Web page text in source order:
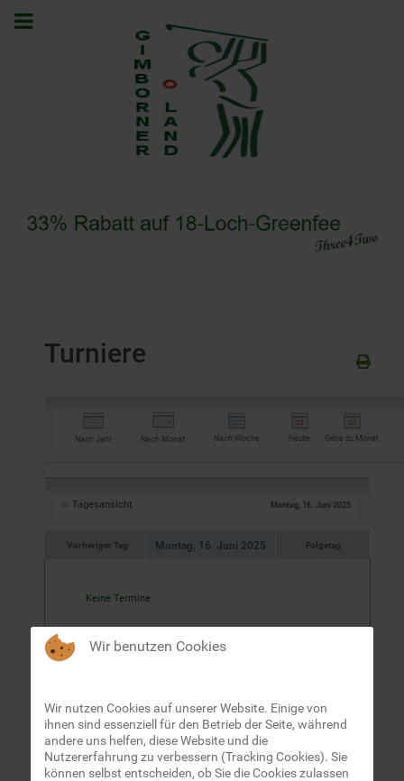
Turniere
Nach Jahr Nach Monat Nach Woche Heute Gehe zu Monat
Tagesansicht Montag, 16. Juni 2025
Vorheriger Tag Montag, 16. Juni 2025 Folgetag
Keine Termine
Suchen...
Wir benutzen Cookies
Wir nutzen Cookies auf unserer Website. Einige von
ihnen sind essenziell für den Betrieb der Seite, während
andere uns helfen, diese Website und die
Nutzererfahrung zu verbessern (Tracking Cookies). Sie
können selbst entscheiden, ob Sie die Cookies zulassen